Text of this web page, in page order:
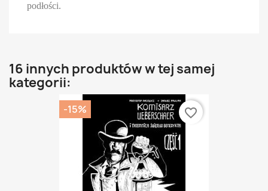
podłości.
16 innych produktów w tej samej
kategorii:
-15% favorite_border